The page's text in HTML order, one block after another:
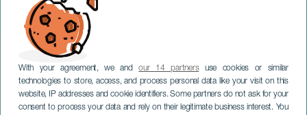
With your agreement, we andour 14 partnersuse cookies or similar
technologies to store, access, and process personal data like your visit on this
website, IP addresses and cookie identifiers. Some partners do not ask for your
consent to process your data and rely on their legitimate business interest. You
GRAN CANARIA